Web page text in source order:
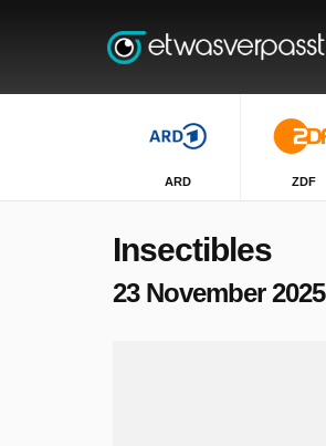
ARD ZDF
Insectibles
23 November 2025